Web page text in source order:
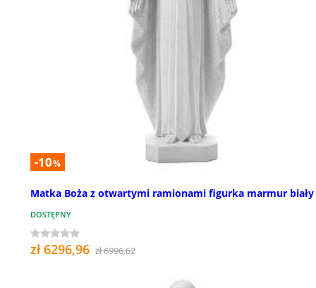
-10%
Matka Boża z otwartymi ramionami figurka marmur biały
DOSTĘPNY
zł 6296,96 zł 6996,62